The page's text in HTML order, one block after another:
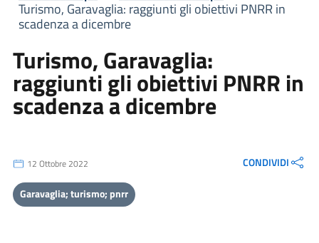
Turismo, Garavaglia: raggiunti gli obiettivi PNRR in
scadenza a dicembre
Turismo, Garavaglia:
raggiunti gli obiettivi PNRR in
scadenza a dicembre
12 Ottobre 2022 CONDIVIDI
Garavaglia; turismo; pnrr